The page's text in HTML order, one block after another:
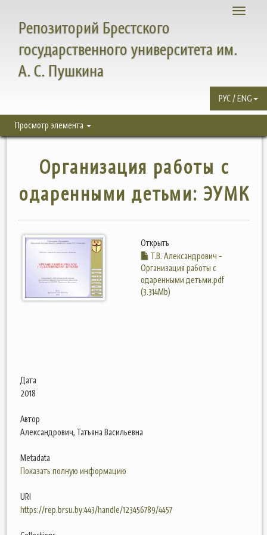
Toggle
Репозиторий Брестского
государственного университета им.
А. С. Пушкина
РУС / ENG
Просмотр элемента
Организация работы с
одаренными детьми: ЭУМК
Открыть
Т.В. Александрович -
Организация работы с
одаренными детьми.pdf
(3.314Mb)
Дата
2018
Автор
Александрович, Татьяна Васильевна
Metadata
Показать полную информацию
URI
https://rep.brsu.by:443/handle/123456789/4457